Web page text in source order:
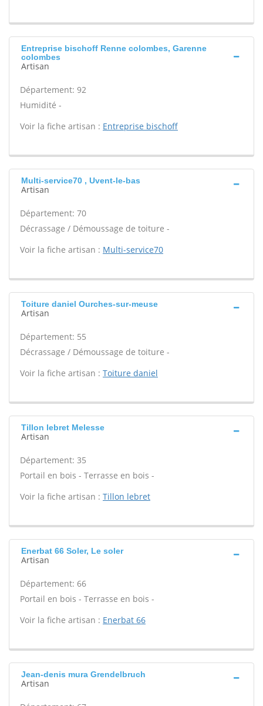
Entreprise bischoff Renne colombes, Garenne
colombes
Artisan
Département: 92
Humidité -
Voir la fiche artisan : Entreprise bischoff
Multi-service70 , Uvent-le-bas
Artisan
Département: 70
Décrassage / Démoussage de toiture -
Voir la fiche artisan : Multi-service70
Toiture daniel Ourches-sur-meuse
Artisan
Département: 55
Décrassage / Démoussage de toiture -
Voir la fiche artisan : Toiture daniel
Tillon lebret Melesse
Artisan
Département: 35
Portail en bois - Terrasse en bois -
Voir la fiche artisan : Tillon lebret
Enerbat 66 Soler, Le soler
Artisan
Département: 66
Portail en bois - Terrasse en bois -
Voir la fiche artisan : Enerbat 66
Jean-denis mura Grendelbruch
Artisan